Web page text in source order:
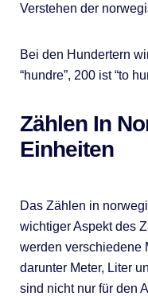
Verstehen der
Bei den Hundertern
“hundre”, 200 ist “to
Zählen In
Einheiten
Das Zählen in
wichtiger Aspekt des
werden verschiedene
darunter Meter, Liter
sind nicht nur für den